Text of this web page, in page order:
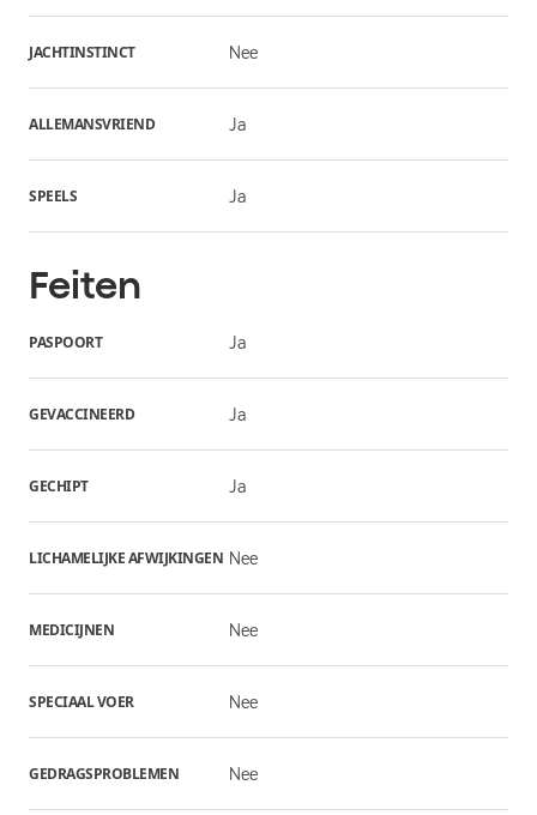
JACHTINSTINCT Nee
ALLEMANSVRIEND Ja
SPEELS Ja
Feiten
PASPOORT Ja
GEVACCINEERD Ja
GECHIPT Ja
LICHAMELIJKE AFWIJKINGEN Nee
MEDICIJNEN Nee
SPECIAAL VOER Nee
GEDRAGSPROBLEMEN Nee